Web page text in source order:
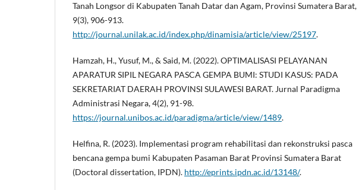
Tanah Longsor di Kabupaten Tanah Datar dan Agam, Provinsi Sumatera Barat,
9(3), 906-913.
http://journal.unilak.ac.id/index.php/dinamisia/article/view/25197.
Hamzah, H., Yusuf, M., & Said, M. (2022). OPTIMALISASI PELAYANAN
APARATUR SIPIL NEGARA PASCA GEMPA BUMI: STUDI KASUS: PADA
SEKRETARIAT DAERAH PROVINSI SULAWESI BARAT. Jurnal Paradigma
Administrasi Negara, 4(2), 91-98.
https://journal.unibos.ac.id/paradigma/article/view/1489.
Helfina, R. (2023). Implementasi program rehabilitasi dan rekonstruksi pasca
bencana gempa bumi Kabupaten Pasaman Barat Provinsi Sumatera Barat
(Doctoral dissertation, IPDN). http://eprints.ipdn.ac.id/13148/.